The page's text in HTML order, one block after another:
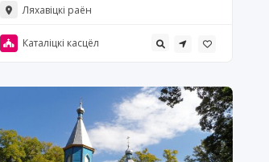
Ляхавіцкі раён
Каталіцкі касцёл